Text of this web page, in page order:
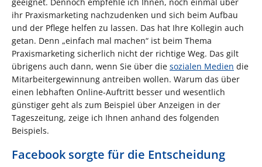
ihr Praxismarketing nachzudenken und sich beim Aufbau
und der Pflege helfen zu lassen. Das hat Ihre Kollegin auch
getan. Denn „einfach mal machen“ ist beim Thema
Praxismarketing sicherlich nicht der richtige Weg. Das gilt
übrigens auch dann, wenn Sie über die sozialen Medien die
Mitarbeitergewinnung antreiben wollen. Warum das über
einen lebhaften Online-Auftritt besser und wesentlich
günstiger geht als zum Beispiel über Anzeigen in der
Tageszeitung, zeige ich Ihnen anhand des folgenden
Beispiels.
Facebook sorgte für die Entscheidung